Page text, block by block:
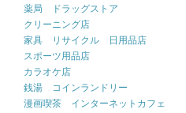
薬局 ドラッグストア
クリーニング店
家具 リサイクル 日用品店
スポーツ用品店
カラオケ店
銭湯 コインランドリー
漫画喫茶 インターネットカフェ